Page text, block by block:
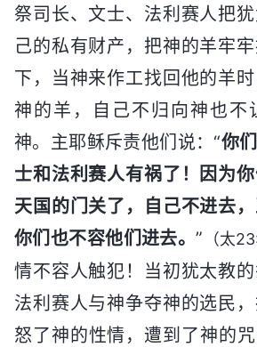
祭司长、文士、法利赛人把
己的私有财产，把神的羊牢
下，当神来作工找回他的羊
神的羊，自己不归向神也不
神。主耶稣斥责他们说：“你
士和法利赛人有祸了！因为
天国的门关了，自己不进去，
你们也不容他们进去。” （太
情不容人触犯！当初犹太教的
法利赛人与神争夺神的选民
怒了神的性情，遭到了神的